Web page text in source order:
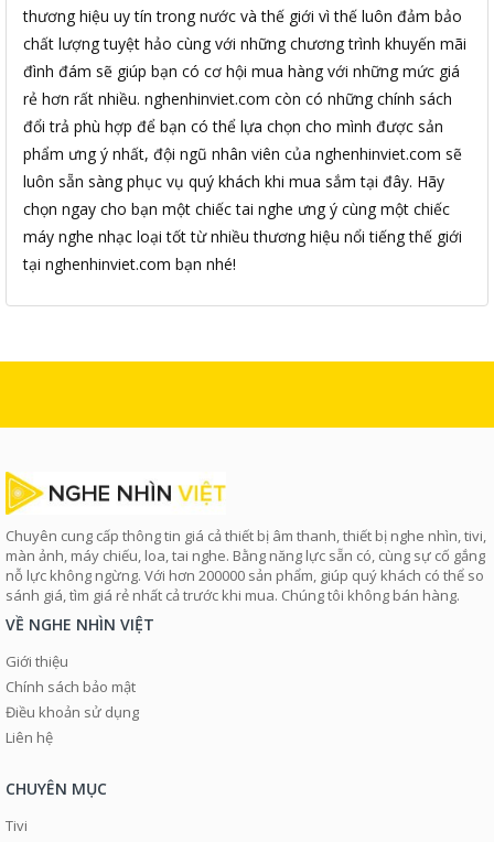
thương hiệu uy tín trong nước và thế giới vì thế luôn đảm bảo
chất lượng tuyệt hảo cùng với những chương trình khuyến mãi
đình đám sẽ giúp bạn có cơ hội mua hàng với những mức giá
rẻ hơn rất nhiều. nghenhinviet.com còn có những chính sách
đổi trả phù hợp để bạn có thể lựa chọn cho mình được sản
phẩm ưng ý nhất, đội ngũ nhân viên của nghenhinviet.com sẽ
luôn sẵn sàng phục vụ quý khách khi mua sắm tại đây. Hãy
chọn ngay cho bạn một chiếc tai nghe ưng ý cùng một chiếc
máy nghe nhạc loại tốt từ nhiều thương hiệu nổi tiếng thế giới
tại nghenhinviet.com bạn nhé!
Chuyên cung cấp thông tin giá cả thiết bị âm thanh, thiết bị nghe nhìn, tivi,
màn ảnh, máy chiếu, loa, tai nghe. Bằng năng lực sẵn có, cùng sự cố gắng
nỗ lực không ngừng. Với hơn 200000 sản phẩm, giúp quý khách có thể so
sánh giá, tìm giá rẻ nhất cả trước khi mua. Chúng tôi không bán hàng.
VỀ NGHE NHÌN VIỆT
Giới thiệu
Chính sách bảo mật
Điều khoản sử dụng
Liên hệ
CHUYÊN MỤC
Tivi